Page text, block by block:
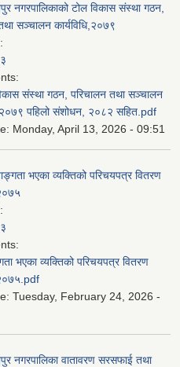
नगरपालिकाको टोल विकास संस्था गठन,
सञ्चालन कार्यविधि,२०७९
संस्था गठन, परिचालन तथा सञ्चालन
२०७९ पहिलो संशोधन, २०८२ सहित.pdf
Monday, April 13, 2026 - 09:51
भएका व्यक्तिको परिचयपत्र वितरण
भएका व्यक्तिको परिचयपत्र वितरण
२०७५.pdf
Tuesday, February 24, 2026 -
नगरपालिका वातावरण सरसफाई तथा